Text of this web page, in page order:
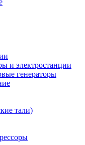
и электростанции
генераторы
тали)